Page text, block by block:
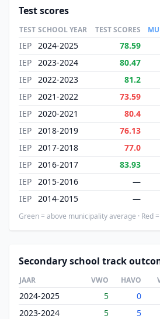
Test scores
TEST SCHOOL YEAR TEST SCORES
IEP 2024-2025 78.59
IEP
2023-2024 80.47
IEP
2022-2023 81.2
IEP
2021-2022 73.59
IEP
2020-2021 80.4
IEP
2018-2019 76.13
IEP
2017-2018 77.0
IEP
2016-2017 83.93
IEP
2015-2016 —
IEP
2014-2015 —
Green = above municipality average · Red
Secondary school track
JAAR VWO HAVO
2024-2025 5 0
2023-2024
5 5